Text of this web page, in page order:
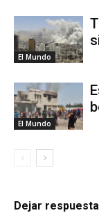
El Mundo
El Mundo
Dejar respuesta